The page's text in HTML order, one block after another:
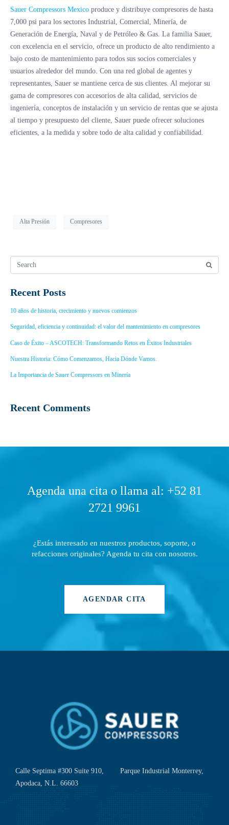
Sauer Compressors Mexico produce y distribuye compresores de hasta
7,000 psi para los sectores Industrial, Comercial, Minería, de
Generación de Energía, Naval y de Petróleo & Gas. La familia Sauer,
con excelencia en el servicio, ofrece un producto de alto rendimiento a
bajo costo de mantenimiento para todos sus socios comerciales y
usuarios alrededor del mundo. Con una red global de agentes y
representantes, Sauer se mantiene cerca de sus clientes. Al mejorar su
gama de compresores con accesorios de alta calidad, servicios de
ingeniería, conceptos de instalación y un servicio de rentas que se ajusta
al tiempo y presupuesto del cliente, Sauer puede ofrecer soluciones
eficientes, a la medida y sobre todo de alta calidad y confiabilidad.
Alta Presión Compresores
Recent Posts
10 años de historia, crecimiento y nuevos comienzos
Seguridad, eficiencia y continuidad: el valor del mantenimiento en compresores
Caso de Éxito – ASCOTECH: Transformando Retos en Éxitos Industriales
Nuestra Historia: Cómo Comenzamos, Hacia Dónde Vamos.
La Importancia de Sauer Compressors en Minería
Recent Comments
Agenda una cita o llama al: +52 81
2721 9961
¿Estás interesado en nuestros productos, soporte, o
refacciones originales? Agenda tu cita con nosotros.
AGENDAR CITA
Calle Septima #300 Suite 910, Parque Industrial Monterrey,
Apodaca, N.L. 66603